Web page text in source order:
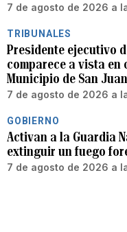
7 de agosto de 2026 a
TRIBUNALES
Presidente ejecutivo
comparece a vista en
Municipio de San Juan
7 de agosto de 2026 a
GOBIERNO
Activan a la Guardia
extinguir un fuego
7 de agosto de 2026 a